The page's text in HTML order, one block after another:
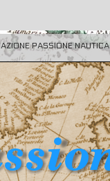
PASSIONE NAUTICA